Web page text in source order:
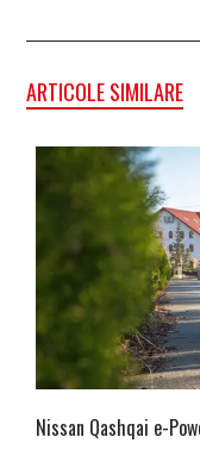
ARTICOLE SIMILARE
Nissan Qashqai e-